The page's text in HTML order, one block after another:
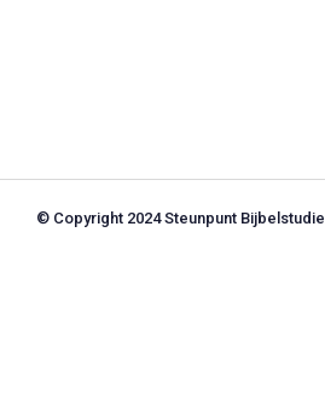
© Copyright 2024 Steunpunt Bijbelstudie